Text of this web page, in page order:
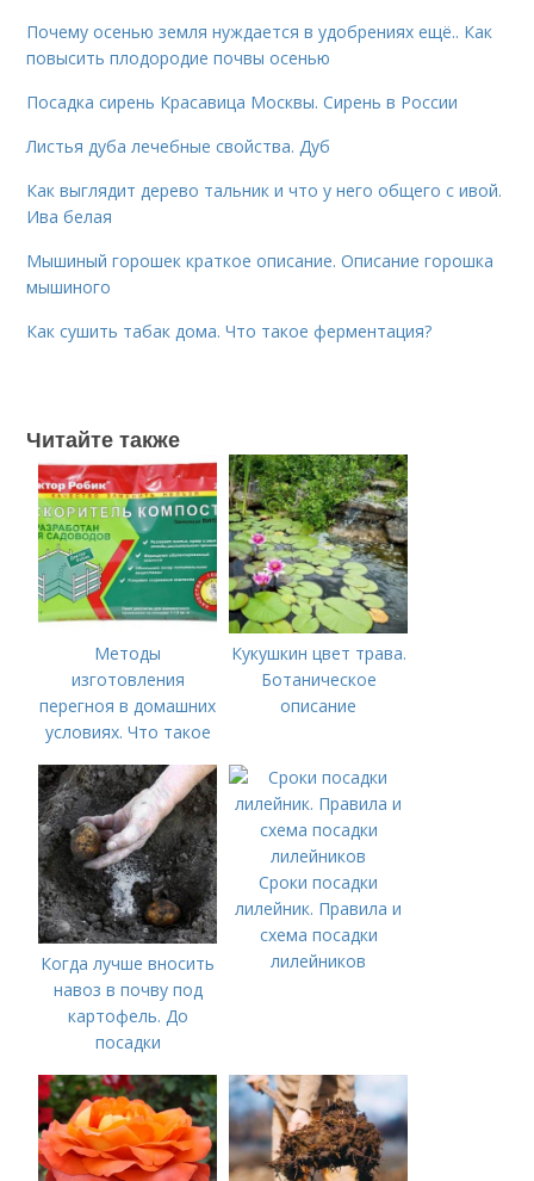
Почему осенью земля нуждается в удобрениях ещё.. Как
повысить плодородие почвы осенью
Посадка сирень Красавица Москвы. Сирень в России
Листья дуба лечебные свойства. Дуб
Как выглядит дерево тальник и что у него общего с ивой.
Ива белая
Мышиный горошек краткое описание. Описание горошка
мышиного
Как сушить табак дома. Что такое ферментация?
Читайте также
Методы
изготовления
перегноя в домашних
условиях. Что такое
для растений
Кукушкин цвет трава.
Ботаническое
описание
Когда лучше вносить
навоз в почву под
картофель. До
посадки
Сроки посадки
лилейник. Правила и
схема посадки
лилейников